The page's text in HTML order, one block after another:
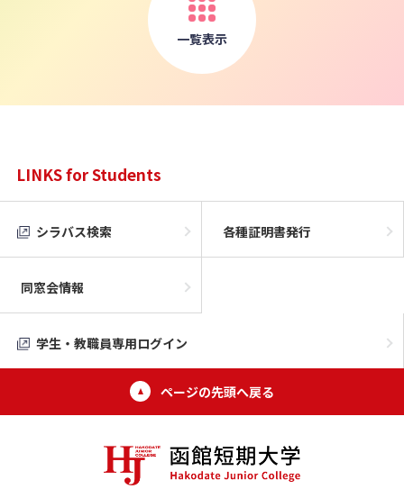
一覧表示
LINKS for Students
シラバス検索 各種証明書発行
同窓会情報
学生・教職員専用ログイン
ページの先頭へ戻る